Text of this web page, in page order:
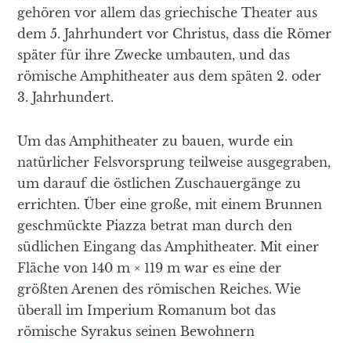
gehören vor allem das griechische Theater aus
dem 5. Jahrhundert vor Christus, dass die Römer
später für ihre Zwecke umbauten, und das
römische Amphitheater aus dem späten 2. oder
3. Jahrhundert.
Um das Amphitheater zu bauen, wurde ein
natürlicher Felsvorsprung teilweise ausgegraben,
um darauf die östlichen Zuschauergänge zu
errichten. Über eine große, mit einem Brunnen
geschmückte Piazza betrat man durch den
südlichen Eingang das Amphitheater. Mit einer
Fläche von 140 m × 119 m war es eine der
größten Arenen des römischen Reiches. Wie
überall im Imperium Romanum bot das
römische Syrakus seinen Bewohnern